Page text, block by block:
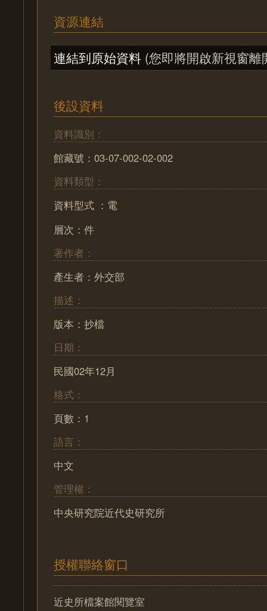
資源連結
連結到原始資料 (您即將開啟新視窗離
後設資料
資料識別：
館藏號：03-07-002-02-002
資料類型：
資料型式 ：電
層次：件
著作者：
產生者：外交部
描述：
版本：抄檔
日期：
民國02年12月
格式：
頁數：1
語言：
中文
管理權：
中央研究院近代史研究所
授權聯絡窗口
近史所檔案館閱覽室